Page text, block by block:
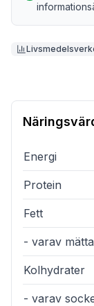
Energi
Protein
Fett
- varav
Kolhydrater
- varav